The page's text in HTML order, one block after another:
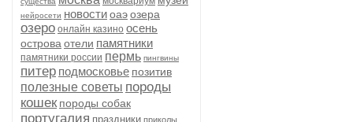
нейросети новостиоаэозера
озеро онлайн казино осень
острова отели памятники
памятники россии пермь пингвины
питер подмосковье позитив
полезные советы породы
кошек породы собак
португалия праздники приколы